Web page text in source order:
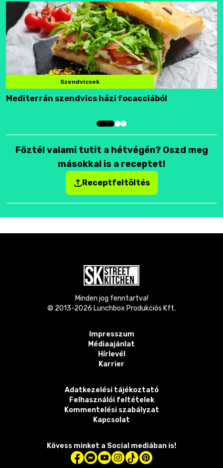
Szendvicsek
Mediterrán szendvics házi focacciából
Főztél valami tutit a hétvégén? Oszd meg
másokkal is a receptet!
Receptfeltöltés
Minden jog fenntartva!
© 2013-2026 Lunchbox Produkciós Kft.
Impresszum
Médiaajánlat
Hírlevél
Karrier
Adatkezelési tájékoztató
Felhasználói feltételek
Kommentelési szabályzat
Kapcsolat
Kövess minket a Social mediában is!